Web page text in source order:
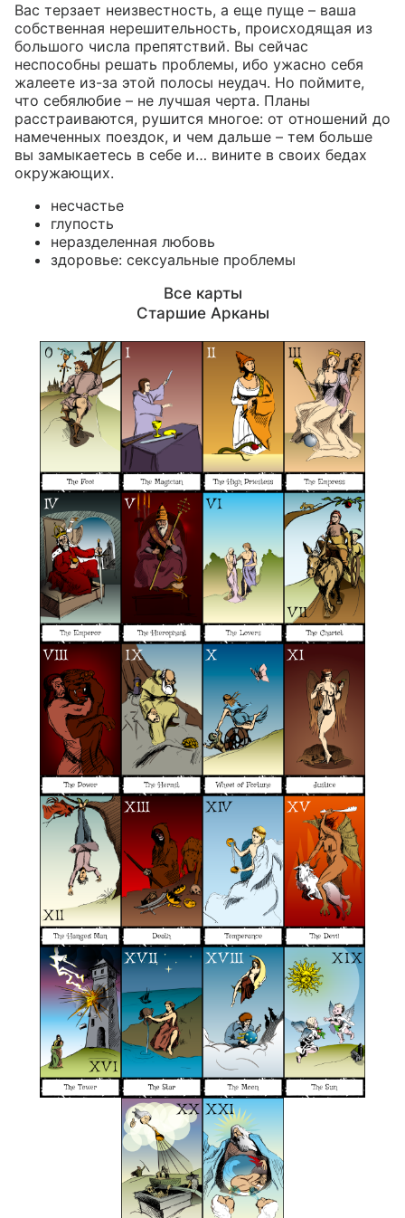
Вас терзает неизвестность, а еще пуще – ваша
собственная нерешительность, происходящая из
большого числа препятствий. Вы сейчас
неспособны решать проблемы, ибо ужасно себя
жалеете из-за этой полосы неудач. Но поймите,
что себялюбие – не лучшая черта. Планы
расстраиваются, рушится многое: от отношений до
намеченных поездок, и чем дальше – тем больше
вы замыкаетесь в себе и… вините в своих бедах
окружающих.
несчастье
глупость
неразделенная любовь
здоровье: сексуальные проблемы
Все карты
Старшие Арканы